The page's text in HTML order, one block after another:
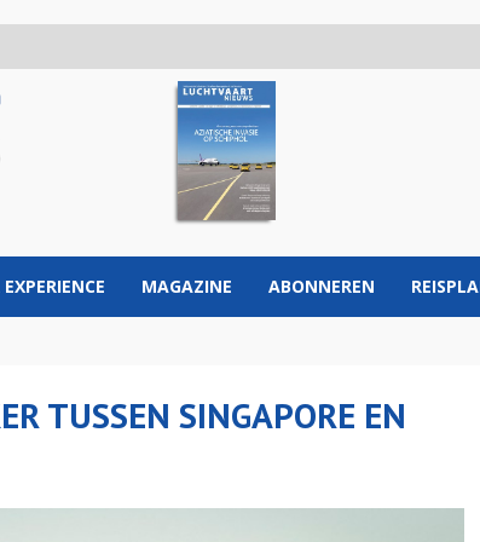
EXPERIENCE MAGAZINE ABONNEREN
TUSSEN SINGAPORE EN